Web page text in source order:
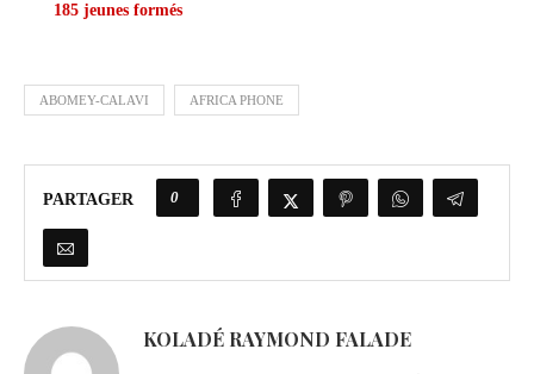
185 jeunes formés
ABOMEY-CALAVI AFRICA PHONE
PARTAGER 0
KOLADÉ RAYMOND FALADE